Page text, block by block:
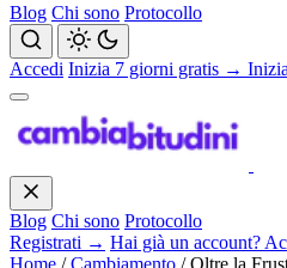
Blog Chi sono Protocollo
Accedi Inizia 7 giorni gratis →
Blog Chi sono Protocollo
Registrati → Hai già un account?
Home / Cambiamento / Oltre la